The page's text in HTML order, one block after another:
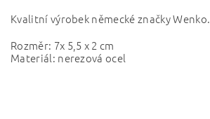
Kvalitní výrobek německé značky Wenko.
Rozměr: 7x 5,5 x 2 cm
Materiál: nerezová ocel